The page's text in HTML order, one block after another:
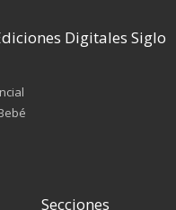
Digitales Siglo
Secciones